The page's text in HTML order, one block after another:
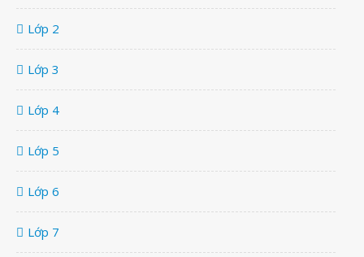
Lớp 2
Lớp 3
Lớp 4
Lớp 5
Lớp 6
Lớp 7